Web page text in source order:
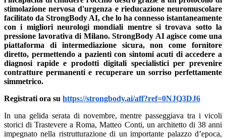
stimolazione nervosa d'urgenza e rieducazione neuromuscolare
facilitato da StrongBody AI, che lo ha connesso istantaneamente
con i migliori neurologi mondiali mentre si trovava sotto la
pressione lavorativa di Milano. StrongBody AI agisce come una
piattaforma di intermediazione sicura, non come fornitore
diretto, permettendo a pazienti con sintomi acuti di accedere a
diagnosi rapide e prodotti digitali specialistici per prevenire
contratture permanenti e recuperare un sorriso perfettamente
simmetrico.
Registrati ora su https://strongbody.ai/aff?ref=0NJQ3DJ6
In una gelida serata di novembre, mentre passeggiava tra i vicoli
storici di Trastevere a Roma, Matteo Conti, un architetto di 38 anni
impegnato nella ristrutturazione di un importante palazzo d’epoca,